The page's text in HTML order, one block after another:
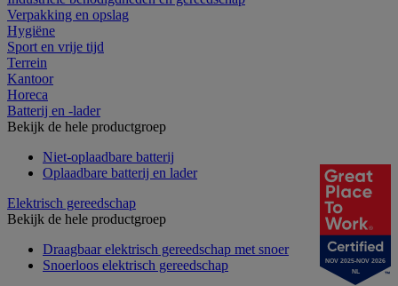
Verpakking en opslag
Hygiëne
Sport en vrije tijd
Terrein
Kantoor
Horeca
Batterij en -lader
Bekijk de hele productgroep
Niet-oplaadbare batterij
Oplaadbare batterij en lader
Elektrisch gereedschap
Bekijk de hele productgroep
Draagbaar elektrisch gereedschap met snoer
Snoerloos elektrisch gereedschap
NOV 2025-NOV 2026
NL